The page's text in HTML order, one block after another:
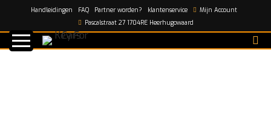
Handleidingen FAQ Partner worden? klantenservice
Mijn Account
Pascalstraat 27 1704RE Heerhugowaard
Home/shop/ CB302 – AVDI kabel voor Connectie met
KTM motormerkenen